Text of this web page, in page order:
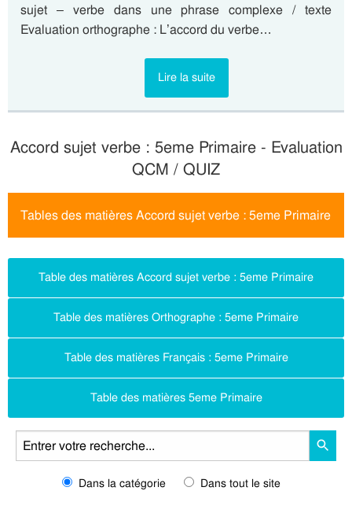
sujet – verbe dans une phrase complexe / texte
Evaluation orthographe : L’accord du verbe…
Lire la suite
Accord sujet verbe : 5eme Primaire - Evaluation
QCM / QUIZ
Tables des matières Accord sujet verbe : 5eme Primaire
Table des matières Accord sujet verbe : 5eme Primaire
Table des matières Orthographe : 5eme Primaire
Table des matières Français : 5eme Primaire
Table des matières 5eme Primaire
Dans la catégorie Dans tout le site